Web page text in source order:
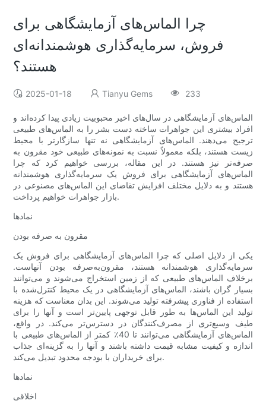
چرا الماس‌های آزمایشگاهی برای
فروش، سرمایه‌گذاری هوشمندانه‌ای
هستند؟
2025-01-18 Tianyu Gems 233
الماس‌های آزمایشگاهی در سال‌های اخیر محبوبیت زیادی پیدا کرده‌اند و
افراد بیشتری این جواهرات ساخته دست بشر را به الماس‌های طبیعی
ترجیح می‌دهند. الماس‌های آزمایشگاهی نه تنها سازگارتر با محیط
زیست هستند، بلکه معمولاً نسبت به نمونه‌های طبیعی خود مقرون به
صرفه‌تر نیز هستند. در این مقاله، بررسی خواهیم کرد که چرا
الماس‌های آزمایشگاهی برای فروش یک سرمایه‌گذاری هوشمندانه
هستند و به دلایل مختلف افزایش تقاضای این الماس‌های مصنوعی در
بازار جواهرات خواهیم پرداخت.
نمادها
مقرون به صرفه بودن
یکی از دلایل اصلی که چرا الماس‌های آزمایشگاهی برای فروش یک
سرمایه‌گذاری هوشمندانه هستند، مقرون‌به‌صرفه بودن آنهاست.
برخلاف الماس‌های طبیعی که از زمین استخراج می‌شوند و می‌توانند
بسیار گران باشند، الماس‌های آزمایشگاهی در یک محیط کنترل‌شده با
استفاده از فناوری پیشرفته تولید می‌شوند. این بدان معناست که هزینه
تولید این الماس‌ها به طور قابل توجهی پایین‌تر است و آنها را برای
طیف وسیع‌تری از مصرف‌کنندگان در دسترس‌تر می‌کند. در واقع،
الماس‌های آزمایشگاهی می‌توانند تا 40٪ کمتر از الماس‌های طبیعی با
اندازه و کیفیت مشابه قیمت داشته باشند و آنها را به گزینه‌ای جذاب
برای خریداران با بودجه محدود تبدیل می‌کند.
نمادها
اخلاقی